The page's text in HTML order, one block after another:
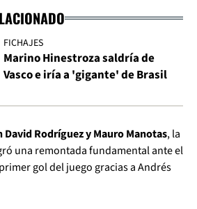
FICHAJES
Marino Hinestroza saldría de
Vasco e iría a 'gigante' de Brasil
David Rodríguez y Mauro Manotas, la
una remontada fundamental ante el
gol del juego gracias a Andrés